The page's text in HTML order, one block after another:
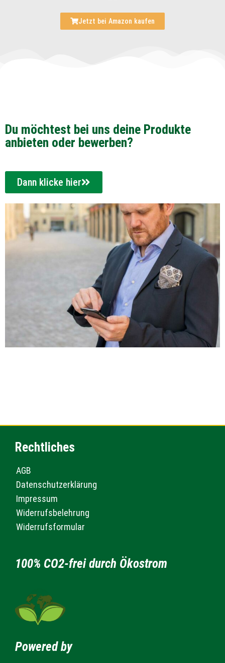
Jetzt bei Amazon kaufen
Du möchtest bei uns deine Produkte
anbieten oder bewerben?
Dann klicke hier
Rechtliches
AGB
Datenschutzerklärung
Impressum
Widerrufsbelehrung
Widerrufsformular
100% CO2-frei durch Ökostrom
Powered by